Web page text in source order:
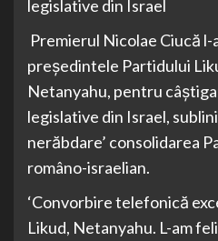
legislative din Israel
Premierul Nicolae Ciucă
preşedintele Partidului
Netanyahu, pentru
legislative din Israel,
nerăbdare’ consolidarea
româno-israelian.
‘Convorbire telefonică
Likud, Netanyahu. L-am